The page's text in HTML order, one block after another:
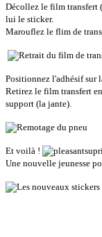
Décollez le film transfert
lui le sticker.
Marouflez le flim de
Positionnez l'adhésif sur
Retirez le film transfert
support (la jante).
Et voilà !
Une nouvelle jeunesse